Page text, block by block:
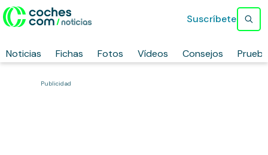
Noticias Fichas Fotos Vídeos Consejos
Suscríbete
Publicidad